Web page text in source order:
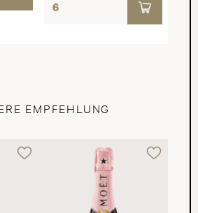
EMPFEHLUNG